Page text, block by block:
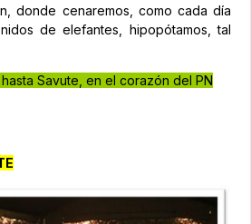
donde cenaremos, como cada día
de elefantes, hipopótamos, tal
Savute, en el corazón del PN